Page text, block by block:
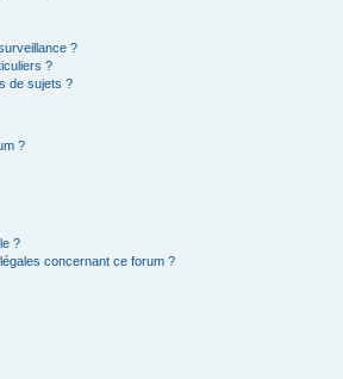
?
?
de sujets ?
?
?
concernant ce forum ?